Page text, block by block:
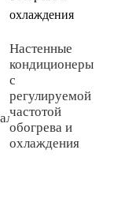
Настенные
кондиционеры
с
регулируемой
частотой
обогрева и
охлаждения